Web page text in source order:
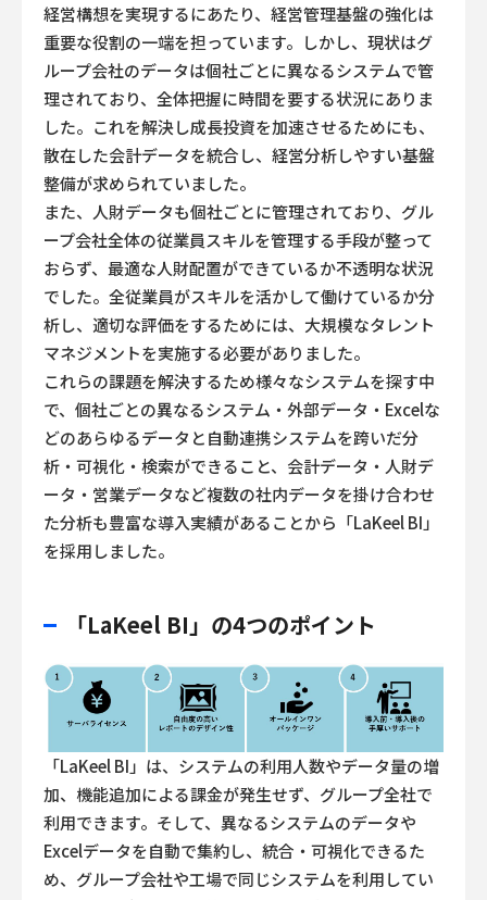
経営構想を実現するにあたり、経営管理基盤の強化は
重要な役割の一端を担っています。しかし、現状はグ
ループ会社のデータは個社ごとに異なるシステムで管
理されており、全体把握に時間を要する状況にありま
した。これを解決し成長投資を加速させるためにも、
散在した会計データを統合し、経営分析しやすい基盤
整備が求められていました。
また、人財データも個社ごとに管理されており、グル
ープ会社全体の従業員スキルを管理する手段が整って
おらず、最適な人財配置ができているか不透明な状況
でした。全従業員がスキルを活かして働けているか分
析し、適切な評価をするためには、大規模なタレント
マネジメントを実施する必要がありました。
これらの課題を解決するため様々なシステムを探す中
で、個社ごとの異なるシステム・外部データ・Excelな
どのあらゆるデータと自動連携システムを跨いだ分
析・可視化・検索ができること、会計データ・人財デ
ータ・営業データなど複数の社内データを掛け合わせ
た分析も豊富な導入実績があることから「LaKeel BI」
を採用しました。
「LaKeel BI」の4つのポイント
「LaKeel BI」は、システムの利用人数やデータ量の増
加、機能追加による課金が発生せず、グループ全社で
利用できます。そして、異なるシステムのデータや
Excelデータを自動で集約し、統合・可視化できるた
め、グループ会社や工場で同じシステムを利用してい